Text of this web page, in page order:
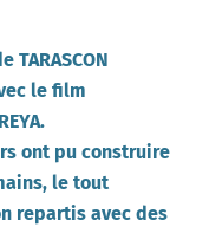
le film
ont pu construire
le tout
repartis avec des